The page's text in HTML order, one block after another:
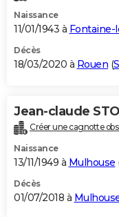
Naissance
11/01/1943 à Fontaine-
Décès
18/03/2020 à Rouen (
Jean-claude
Créer une cagnotte
Naissance
13/11/1949 à Mulhouse
Décès
01/07/2018 à